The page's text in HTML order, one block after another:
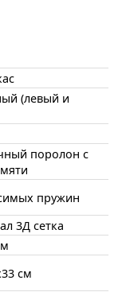
(левый и
поролон с
пружин
3Д сетка
см